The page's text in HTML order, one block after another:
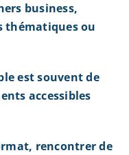
business,
thématiques ou
est souvent de
accessibles
rencontrer de